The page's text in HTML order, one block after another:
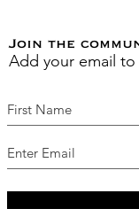
Join the
Add your email